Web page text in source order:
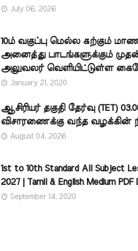
July 06, 2026
10ம் வகுப்பு மெல்ல கற்கும்
அனைத்து பாடங்களுக்கும்
அலுவலர் வெளியிட்டுள்ள
January 21, 2020
ஆசிரியர் தகுதி தேர்வு (TET)
விசாரணைக்கு வந்த வழக்கின்
August 04, 2026
1st to 10th Standard All Subject
2027 | Tamil & English Medium PDF
September 14, 2020